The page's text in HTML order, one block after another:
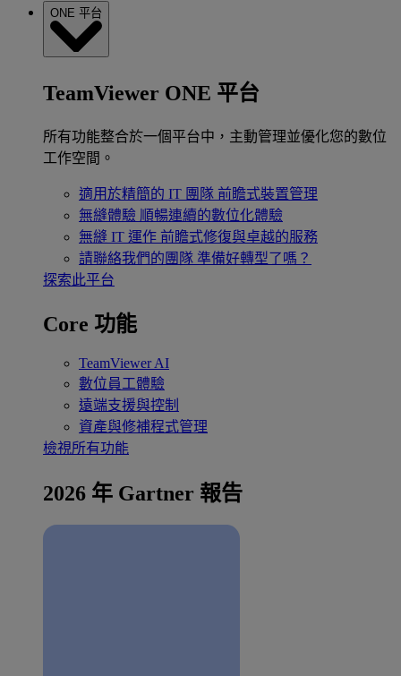
ONE 平台
TeamViewer ONE 平台
所有功能整合於一個平台中，主動管理並優化您的數位
工作空間。
適用於精簡的 IT 團隊 前瞻式裝置管理
無縫體驗 順暢連續的數位化體驗
無縫 IT 運作 前瞻式修復與卓越的服務
請聯絡我們的團隊 準備好轉型了嗎？
探索此平台
Core 功能
TeamViewer AI
數位員工體驗
遠端支援與控制
資產與修補程式管理
檢視所有功能
2026 年 Gartner 報告